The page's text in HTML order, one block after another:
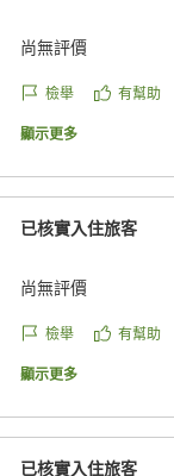
尚無評價
檢舉 有幫助
顯示更多
已核實入住旅客
尚無評價
檢舉 有幫助
顯示更多
已核實入住旅客